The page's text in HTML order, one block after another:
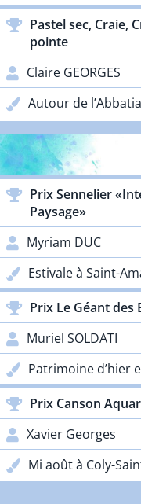
Pastel sec, Craie,
pointe
Claire GEORGES
Autour de
Prix Sennelier
Paysage»
Myriam DUC
Estivale à Saint-
Prix Le Géant
Muriel SOLDATI
Patrimoine d’hier
Prix Canson
Xavier Georges
Mi août à Coly-